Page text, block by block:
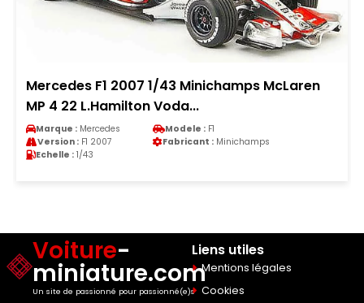
Mercedes F1 2007 1/43 Minichamps McLaren
MP 4 22 L.Hamilton Voda...
Marque : Mercedes Modele : F1
Version : F1 2007 Fabricant : Minichamps
Echelle : 1/43
Voiture-
miniature.com
Un site de passionné pour passionné(e)s
Liens utiles
Mentions légales
Cookies